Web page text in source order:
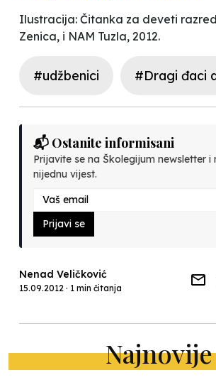
Ilustracija: Čitanka za deveti
Zenica, i NAM Tuzla, 2012.
#udžbenici #Dragi đaci
📬 Ostanite informisani
Prijavite se na Školegijum newsletter i
nijednu vijest.
Prijavi se
Nenad Veličković
15.09.2012 · 1 min čitanja
Najnovije